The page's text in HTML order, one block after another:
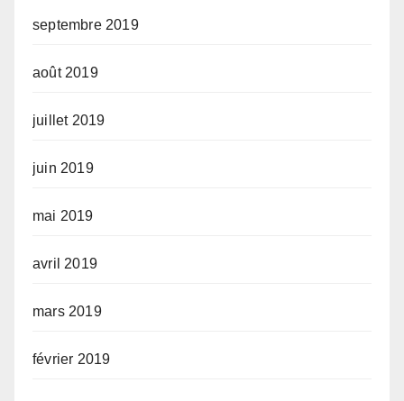
septembre 2019
août 2019
juillet 2019
juin 2019
mai 2019
avril 2019
mars 2019
février 2019